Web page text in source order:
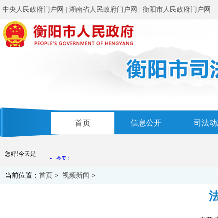
中央人民政府门户网 湖南省人民政府门户网 衡阳市人民政府门户网
首页 信息公开 司法
您好!今天是
当前位置： 首页 > 视频新闻 >